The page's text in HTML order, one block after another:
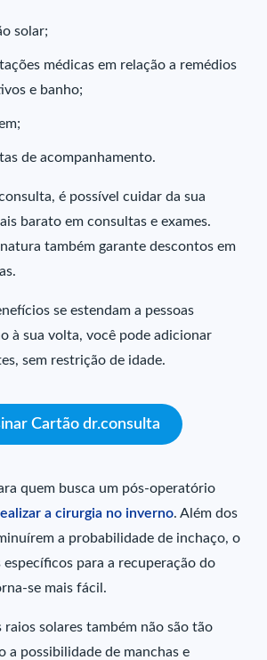
solar;
médicas em relação a remédios
e banho;
de acompanhamento.
é possível cuidar da sua
barato em consultas e exames.
também garante descontos em
se estendam a pessoas
à sua volta, você pode adicionar
sem restrição de idade.
Cartão dr.consulta
quem busca um pós-operatório
a cirurgia no inverno. Além dos
a probabilidade de inchaço, o
específicos para a recuperação do
se mais fácil.
raios solares também não são tão
a possibilidade de manchas e